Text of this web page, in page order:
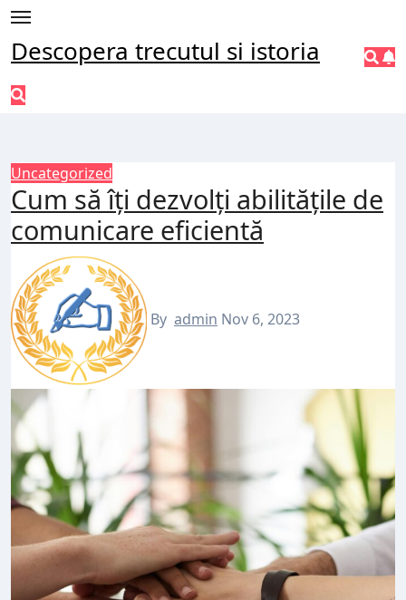
Skip
content
Descopera trecutul si istoria
Uncategorized
Cum să îți dezvolți abilitățile de
comunicare eficientă
By admin Nov 6, 2023